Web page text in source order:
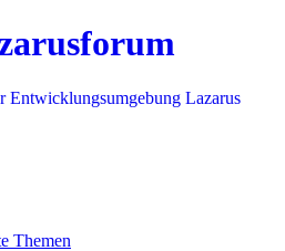
Entwicklungsumgebung Lazarus
Themen